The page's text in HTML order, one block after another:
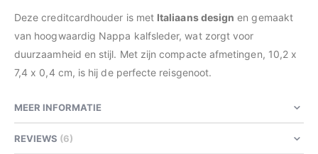
Deze creditcardhouder is met Italiaans design en gemaakt
van hoogwaardig Nappa kalfsleder, wat zorgt voor
duurzaamheid en stijl. Met zijn compacte afmetingen, 10,2 x
7,4 x 0,4 cm, is hij de perfecte reisgenoot.
MEER INFORMATIE
REVIEWS 6